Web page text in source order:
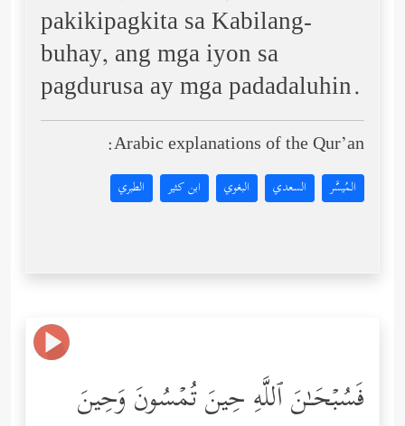
pakikipagkita sa Kabilang-
buhay, ang mga iyon sa
pagdurusa ay mga padadaluhin.
Arabic explanations of the Qur’an:
المُيسَّر السعدي البغوي ابن كثير الطبري
فَسُبۡحَـٰنَ ٱللَّهِ حِینَ تُمۡسُونَ وَحِینَ